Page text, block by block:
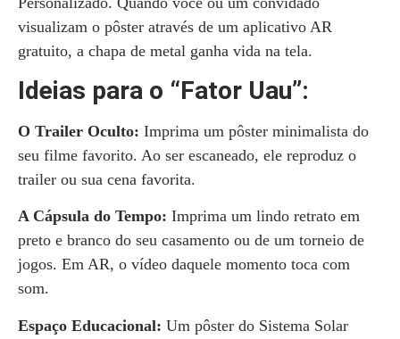
visualizam o pôster através de um aplicativo AR
gratuito, a chapa de metal ganha vida na tela.
Ideias para o “Fator Uau”:
O Trailer Oculto: Imprima um pôster minimalista do
seu filme favorito. Ao ser escaneado, ele reproduz o
trailer ou sua cena favorita.
A Cápsula do Tempo: Imprima um lindo retrato em
preto e branco do seu casamento ou de um torneio de
jogos. Em AR, o vídeo daquele momento toca com
som.
Espaço Educacional: Um pôster do Sistema Solar